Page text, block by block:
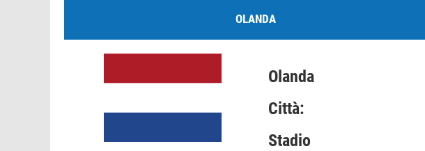
OLANDA
Olanda
Città:
Stadio